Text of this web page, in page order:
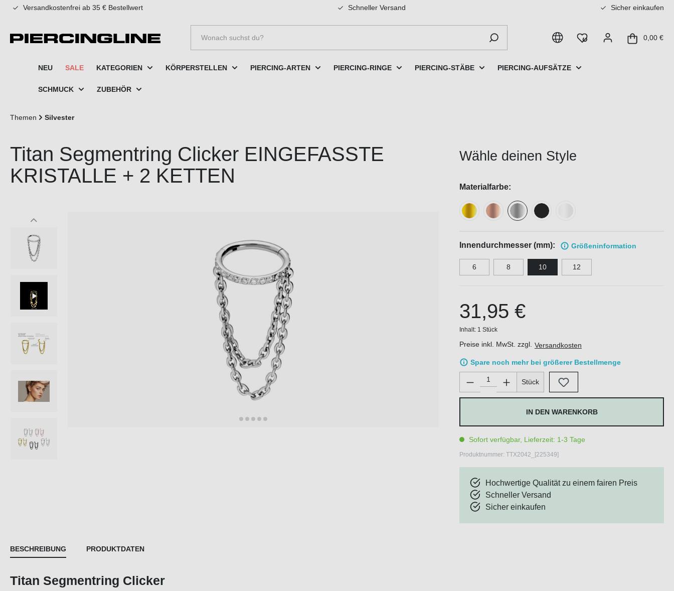
springen Zur Hauptnavigation springen
Versandkostenfrei ab 35 € Bestellwert Schneller Versand Sicher einkaufen
0,00 €
NEU SALE KATEGORIEN KÖRPERSTELLEN PIERCING-ARTEN PIERCING-RINGE PIERCING-STÄBE PIERCING-AUFSÄTZE
SCHMUCK ZUBEHÖR
Themen Silvester
Titan Segmentring Clicker EINGEFASSTE
KRISTALLE + 2 KETTEN
Wähle deinen Style
Materialfarbe:
Innendurchmesser (mm): Größeninformation
6 8 10 12
31,95 €
Inhalt: 1 Stück
Preise inkl. MwSt. zzgl. Versandkosten
Spare noch mehr bei größerer Bestellmenge
Produkt Anzahl: Gib den gewünschten Wert ein oder
Stück
IN DEN WARENKORB
Sofort verfügbar, Lieferzeit: 1-3 Tage
Produktnummer: TTX2042_[225349]
Hochwertige Qualität zu einem fairen Preis
Schneller Versand
Sicher einkaufen
BESCHREIBUNG PRODUKTDATEN
Titan Segmentring Clicker